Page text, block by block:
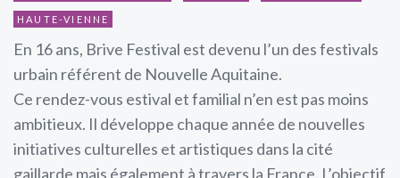
HAUTE-VIENNE
En 16 ans, Brive Festival est devenu l’un des festivals
urbain référent de Nouvelle Aquitaine.
Ce rendez-vous estival et familial n’en est pas moins
ambitieux. Il développe chaque année de nouvelles
initiatives culturelles et artistiques dans la cité
gaillarde mais également à travers la France. L’objectif